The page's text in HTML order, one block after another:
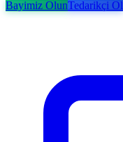
Bayimiz OlunTedarikçi Ol